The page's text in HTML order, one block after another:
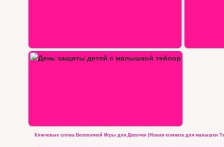
Ключевые слова Бесплатной Игры для Девочек |Новая комната для малышки